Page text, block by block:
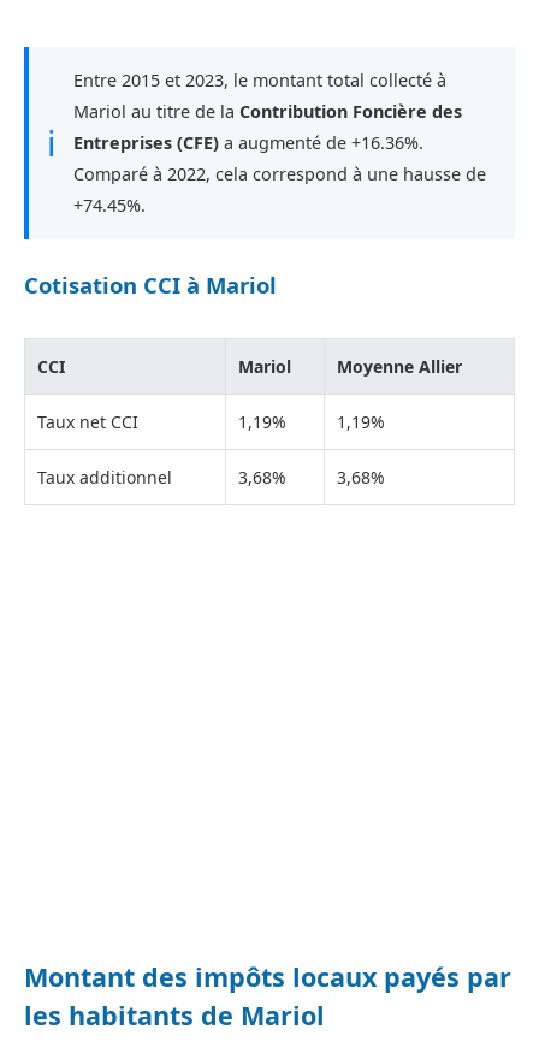
ℹ
Entre 2015 et 2023, le montant total collecté à
Mariol au titre de la Contribution Foncière des
Entreprises (CFE) a augmenté de +16.36%.
Comparé à 2022, cela correspond à une hausse de
+74.45%.
Cotisation CCI à Mariol
CCI Mariol Moyenne Allier
Taux net CCI 1,19% 1,19%
Taux additionnel 3,68% 3,68%
Montant des impôts locaux payés par
les habitants de Mariol